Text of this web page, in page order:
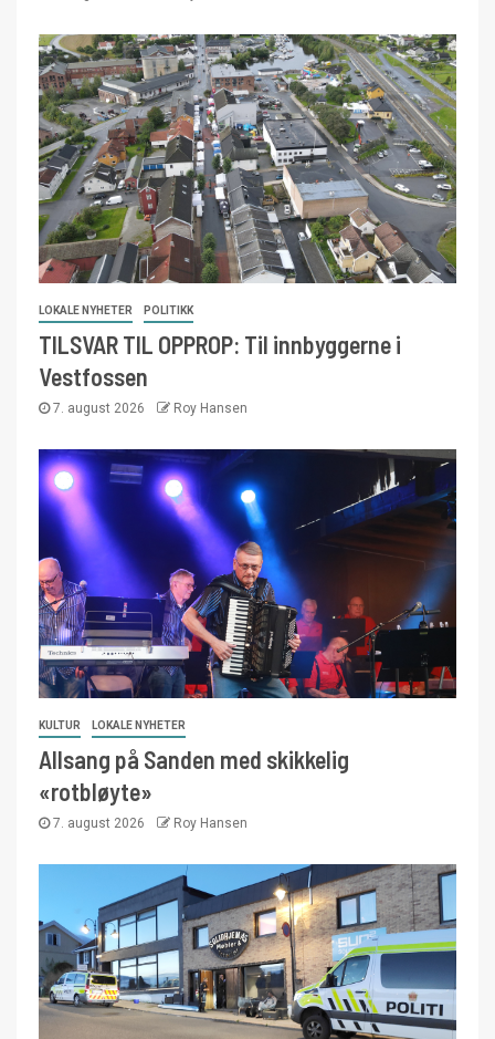
LOKALE NYHETER POLITIKK
TILSVAR TIL OPPROP: Til innbyggerne i
Vestfossen
7. august 2026 Roy Hansen
KULTUR LOKALE NYHETER
Allsang på Sanden med skikkelig
«rotbløyte»
7. august 2026 Roy Hansen